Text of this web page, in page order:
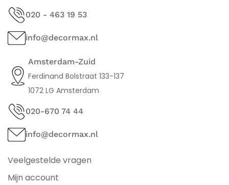
020 - 463 19 53
info@decormax.nl
Veelgestelde vragen
Mijn account
Amsterdam-Zuid
Ferdinand Bolstraat 133-137
1072 LG Amsterdam
020-670 74 44
info@decormax.nl